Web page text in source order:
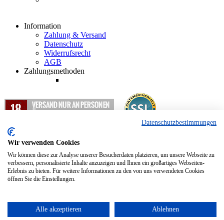
Information
Zahlung & Versand
Datenschutz
Widerrufsrecht
AGB
Zahlungsmethoden
Alle Preisangaben in EUR inkl. gesetzlicher Mehrwertsteuer und
zzgl. Versandkosten.
Nur für Abholung und Weiterleitung nach Deutschland.
Copyright © 2012 - 2024 Hopfenkurier.com - Bierspezialitäten und
Spirituosen Onlineshop
Datenschutzbestimmungen
Wir verwenden Cookies
Wir können diese zur Analyse unserer Besucherdaten platzieren, um unsere Webseite zu
verbessern, personalisierte Inhalte anzuzeigen und Ihnen ein großartiges Webseiten-
Erlebnis zu bieten. Für weitere Informationen zu den von uns verwendeten Cookies
öffnen Sie die Einstellungen.
Alle akzeptieren Ablehnen